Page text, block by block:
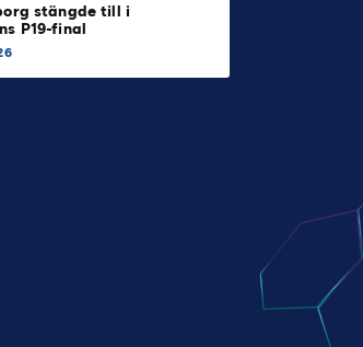
stängde till i
P19-final